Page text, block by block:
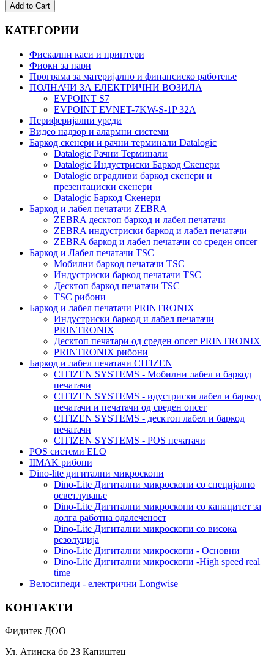
КАТЕГОРИИ
Фискални каси и принтери
Фиоки за пари
Програма за материјално и финансиско работење
ПОЛНАЧИ ЗА ЕЛЕКТРИЧНИ ВОЗИЛА
EVPOINT S7
EVPOINT EVNET-7KW-S-1P 32A
Периферијални уреди
Видео надзор и алармни системи
Баркод скенери и рачни терминали Datalogic
Datalogic Рачни Терминали
Datalogic Индустриски Баркод Скенери
Datalogic вградливи баркод скенери и
презентациски скенери
Datalogic Баркод Скенери
Баркод и лабел печатачи ZEBRA
ZEBRA десктоп баркод и лабел печатачи
ZEBRA индустриски баркод и лабел печатачи
ZEBRA баркод и лабел печатачи со среден опсег
Баркод и Лабел печатачи TSC
Мобилни баркод печатачи TSC
Индустриски баркод печатачи TSC
Десктоп баркод печатачи TSC
TSC рибони
Баркод и лабел печатачи PRINTRONIX
Индустриски баркод и лабел печатачи
PRINTRONIX
Десктоп печатари од среден опсег PRINTRONIX
PRINTRONIX рибони
Баркод и лабел печатачи CITIZEN
CITIZEN SYSTEMS - Мобилни лабел и баркод
печатачи
CITIZEN SYSTEMS - идустриски лабел и баркод
печатачи и печатачи од среден опсег
CITIZEN SYSTEMS - десктоп лабел и баркод
печатачи
CITIZEN SYSTEMS - POS печатачи
POS системи ELO
IIMAK рибони
Dino-lite дигитални микроскопи
Dino-Lite Дигитални микроскопи со специјално
осветлување
Dino-Lite Дигитални микроскопи со капацитет за
долга работна одалеченост
Dino-Lite Дигитални микроскопи со висока
резолуција
Dino-Lite Дигитални микроскопи - Основни
Dino-Lite Дигитални микроскопи -High speed real
time
Bелосипеди - електрични Longwise
КОНТАКТИ
Фидитек ДОО
Ул. Атинска бр 23 Капиштец